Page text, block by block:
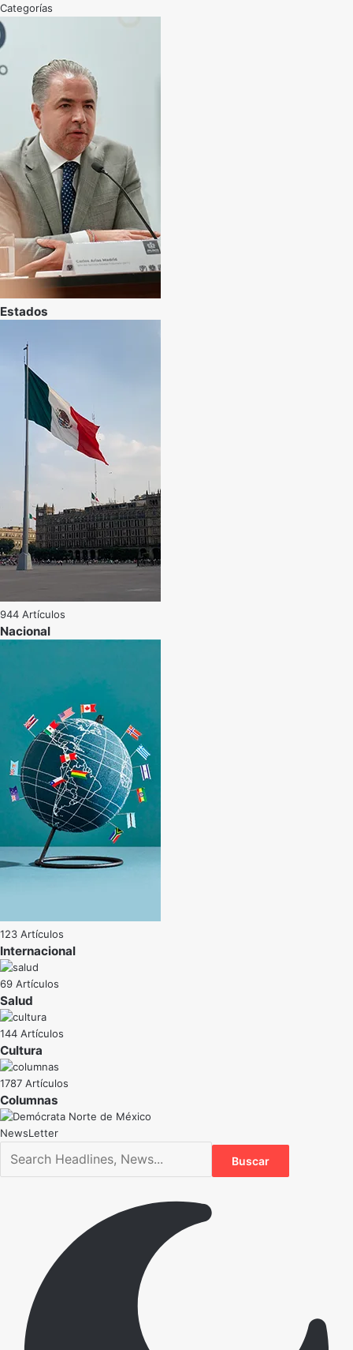
Categorías
Estados
944 Artículos
Nacional
123 Artículos
Internacional
69 Artículos
Salud
144 Artículos
Cultura
1787 Artículos
NewsLetter